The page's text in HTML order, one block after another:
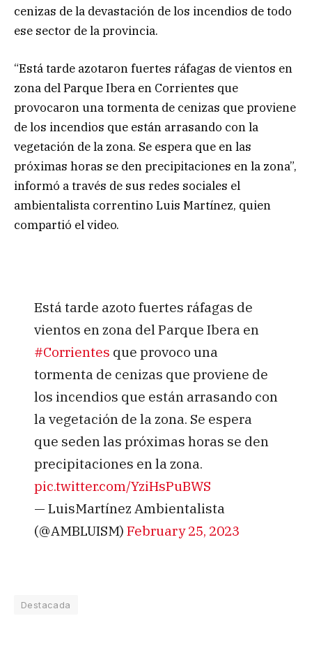
cenizas de la devastación de los incendios de todo
ese sector de la provincia.
“Está tarde azotaron fuertes ráfagas de vientos en
zona del Parque Ibera en Corrientes que
provocaron una tormenta de cenizas que proviene
de los incendios que están arrasando con la
vegetación de la zona. Se espera que en las
próximas horas se den precipitaciones en la zona”,
informó a través de sus redes sociales el
ambientalista correntino Luis Martínez, quien
compartió el video.
Está tarde azoto fuertes ráfagas de
vientos en zona del Parque Ibera en
#Corrientes que provoco una
tormenta de cenizas que proviene de
los incendios que están arrasando con
la vegetación de la zona. Se espera
que seden las próximas horas se den
precipitaciones en la zona.
pic.twitter.com/YziHsPuBWS
— LuisMartínez Ambientalista
(@AMBLUISM) February 25, 2023
Destacada